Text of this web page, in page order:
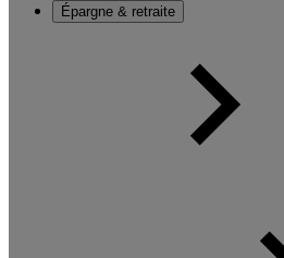
Épargne & retraite